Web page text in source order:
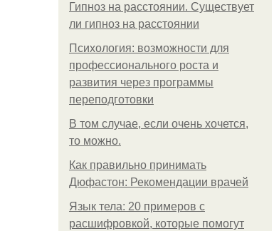
Гипноз на расстоянии. Существует
ли гипноз на расстоянии
Психология: возможности для
профессионального роста и
развития через программы
переподготовки
В том случае, если очень хочется,
то можно.
Как правильно принимать
Дюфастон: Рекомендации врачей
Язык тела: 20 примеров с
расшифровкой, которые помогут